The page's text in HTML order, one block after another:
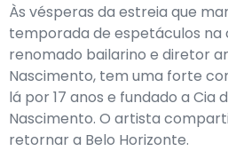
Às vésperas da estreia que
temporada de espetáculos na
renomado bailarino e diretor
Nascimento, tem uma forte
lá por 17 anos e fundado a Cia
Nascimento. O artista
retornar a Belo Horizonte.